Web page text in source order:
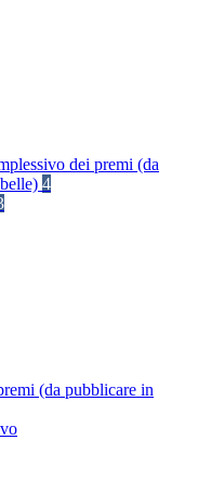
dei premi (da
4
(da pubblicare in